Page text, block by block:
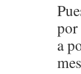
por
a